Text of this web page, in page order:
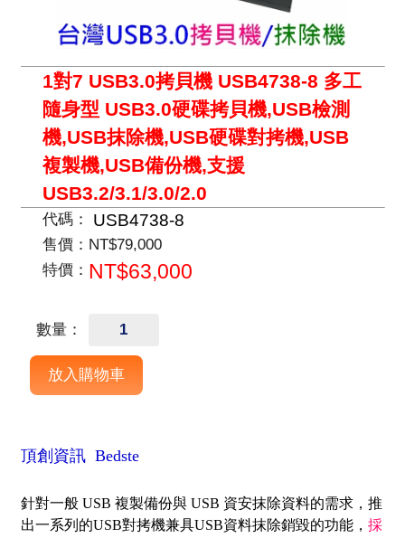
1對7 USB3.0拷貝機 USB4738-8 多工
隨身型 USB3.0硬碟拷貝機,USB檢測
機,USB抹除機,USB硬碟對拷機,USB
複製機,USB備份機,支援
USB3.2/3.1/3.0/2.0
代碼： USB4738-8
售價： NT$79,000
特價： NT$63,000
數量：
頂創資訊 Bedste
針對一般 USB 複製備份與 USB 資安抹除資料的需求，推
出一系列的USB對拷機兼具USB資料抹除銷毀的功能， 採